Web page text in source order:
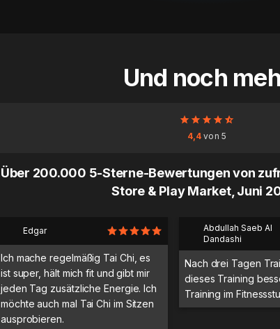
Und noch
4,4 von 5
Über 200.000 5-Sterne-Bewertungen von
Store & Play Market, Juni
Edgar
Ich mache regelmäßig Tai Chi, es
ist super, hält mich fit und gibt mir
jeden Tag zusätzliche Energie. Ich
möchte auch mal Tai Chi im Sitzen
ausprobieren.
Abdullah Saeb Al
Dandashi
Nach drei Tagen
dieses Training
Training im